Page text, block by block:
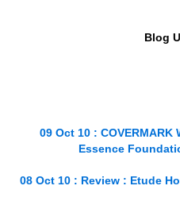
Blog
09 Oct 10 :
Essence
08 Oct 10 : Review : Etude